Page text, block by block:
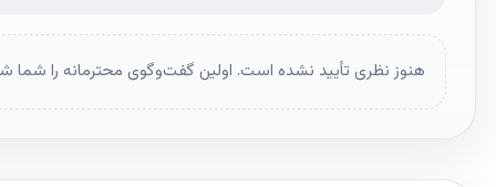
هنوز نظری تأیید نشده است. اولین گفت‌وگوی محترمانه را شما